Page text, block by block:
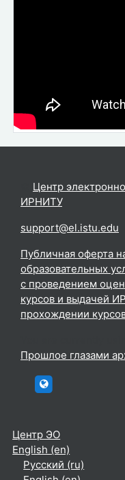
Центр
ИРНИТУ.
support@el.istu.edu
Публичная оферта
образовательных
с проведением
курсов и выдачей
прохождении
Прошлое глазами
Центр ЭО
English ‎(en)‎
Русский ‎(ru)‎